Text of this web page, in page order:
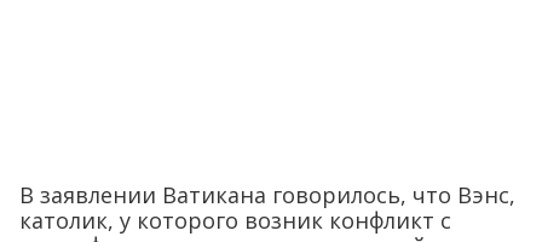
В заявлении Ватикана говорилось, что Вэнс,
католик, у которого возник конфликт с